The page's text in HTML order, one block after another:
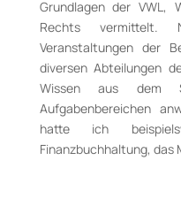
Grundlagen der VWL,
Rechts vermittelt.
Veranstaltungen der
diversen Abteilungen
Wissen aus dem
Aufgabenbereichen
hatte ich
Finanzbuchhaltung, das